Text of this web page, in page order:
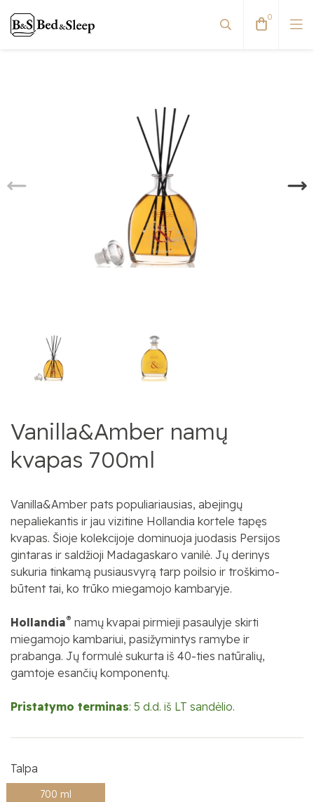
Dvigulės lovos
Reguliuojamos lovos
Viengulės / Sofos-lovos
0
Vanilla&Amber namų
kvapas 700ml
Vanilla&Amber pats populiariausias, abejingų
nepaliekantis ir jau vizitine Hollandia kortele tapęs
kvapas. Šioje kolekcijoje dominuoja juodasis Persijos
gintaras ir saldžioji Madagaskaro vanilė. Jų derinys
sukuria tinkamą pusiausvyrą tarp poilsio ir troškimo-
būtent tai, ko trūko miegamojo kambaryje.
Hollandia® namų kvapai pirmieji pasaulyje skirti
miegamojo kambariui, pasižymintys ramybe ir
prabanga. Jų formulė sukurta iš 40-ties natūralių,
gamtoje esančių komponentų.
Pristatymo terminas: 5 d.d. iš LT sandėlio.
Talpa
700 ml